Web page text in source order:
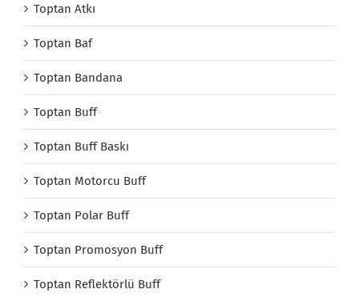
Toptan Atkı
Toptan Baf
Toptan Bandana
Toptan Buff
Toptan Buff Baskı
Toptan Motorcu Buff
Toptan Polar Buff
Toptan Promosyon Buff
Toptan Reflektörlü Buff